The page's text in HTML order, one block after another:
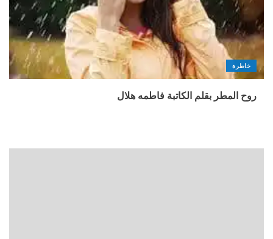
خاطرة
روح المطر بقلم الكاتبة فاطمه هلال